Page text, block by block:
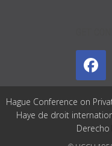
Hague Conference on
Haye de droit